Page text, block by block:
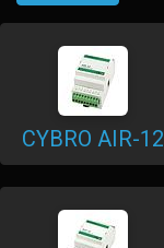
CYBRO AIR-12